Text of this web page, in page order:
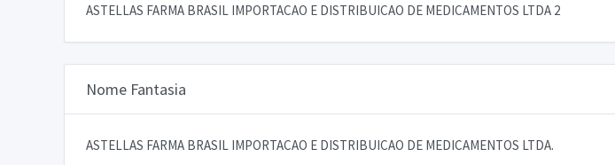
ASTELLAS FARMA BRASIL IMPORTACAO E DISTRIBUICAO DE MEDICAMENTOS LTDA 2
Nome Fantasia
ASTELLAS FARMA BRASIL IMPORTACAO E DISTRIBUICAO DE MEDICAMENTOS LTDA.